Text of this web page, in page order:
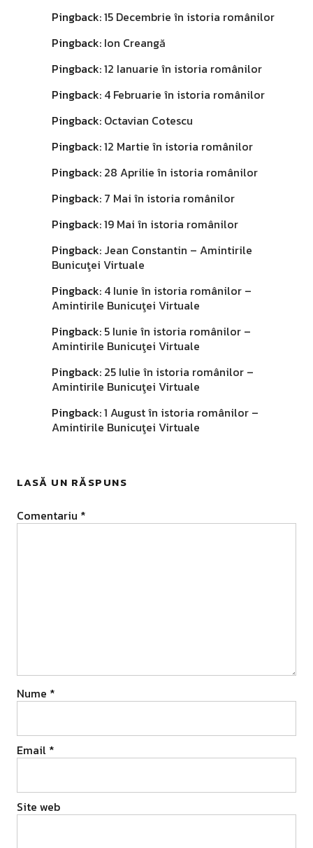
Pingback:15 Decembrie în istoria românilor
Pingback: Ion Creangă
Pingback:12 Ianuarie în istoria românilor
Pingback: 4 Februarie în istoria românilor
Pingback: Octavian Cotescu
Pingback:12 Martie în istoria românilor
Pingback: 28 Aprilie în istoria românilor
Pingback: 7 Mai în istoria românilor
Pingback:19 Mai în istoria românilor
Pingback: Jean Constantin – Amintirile
Bunicuţei Virtuale
Pingback: 4 Iunie în istoria românilor –
Amintirile Bunicuţei Virtuale
Pingback: 5 Iunie în istoria românilor –
Amintirile Bunicuţei Virtuale
Pingback: 25 Iulie în istoria românilor –
Amintirile Bunicuţei Virtuale
Pingback:1 August în istoria românilor –
Amintirile Bunicuţei Virtuale
LASĂ UN RĂSPUNS
Comentariu *
Nume *
Email *
Site web